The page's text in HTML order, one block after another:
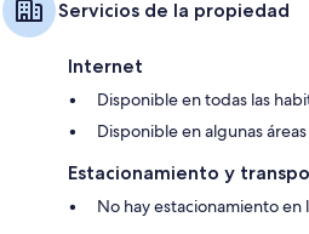
Servicios de la propiedad
Internet
Disponible en todas las
Disponible en algunas
Estacionamiento y
No hay estacionamiento en